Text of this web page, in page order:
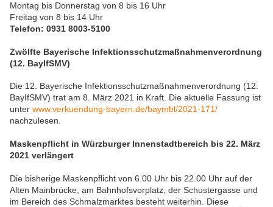
Montag bis Donnerstag von 8 bis 16 Uhr
Freitag von 8 bis 14 Uhr
Telefon: 0931 8003-5100
Zwölfte Bayerische Infektionsschutzmaßnahmenverordnung
(12. BayIfSMV)
Die 12. Bayerische Infektionsschutzmaßnahmenverordnung (12.
BayIfSMV) trat am 8. März 2021 in Kraft. Die aktuelle Fassung ist
unter www.verkuendung-bayern.de/baymbl/2021-171/
nachzulesen.
Maskenpflicht in Würzburger Innenstadtbereich bis 22. März
2021 verlängert
Die bisherige Maskenpflicht von 6.00 Uhr bis 22.00 Uhr auf der
Alten Mainbrücke, am Bahnhofsvorplatz, der Schustergasse und
im Bereich des Schmalzmarktes besteht weiterhin. Diese